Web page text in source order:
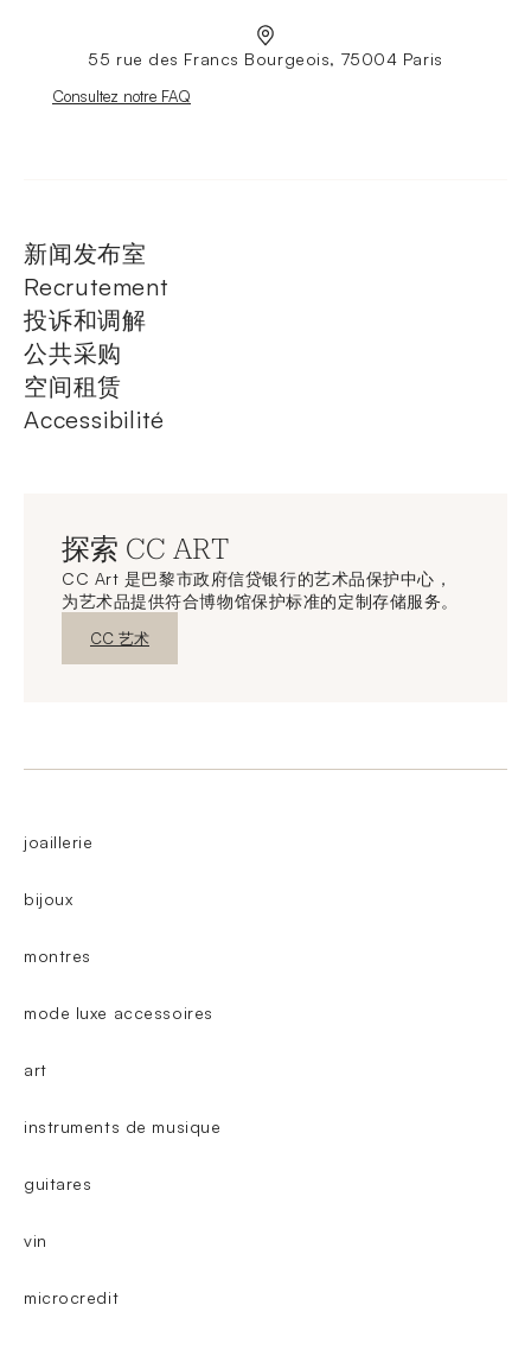
55 rue des Francs Bourgeois, 75004 Paris
Nouvelle fenêtre
Consultez notre FAQ
新闻发布室
Recrutement
投诉和调解
公共采购
空间租赁
Accessibilité
探索 CC ART
CC Art 是巴黎市政府信贷银行的艺术品保护中心，
为艺术品提供符合博物馆保护标准的定制存储服务。
新窗口发现
CC 艺术
joaillerie
bijoux
montres
mode luxe accessoires
art
instruments de musique
guitares
vin
microcredit